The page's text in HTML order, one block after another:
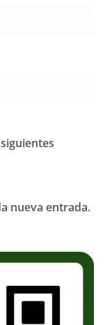
nueva entrada.